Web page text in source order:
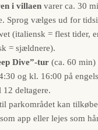
i villaen varer ca. 30
Sprog vælges ud for
(italiensk = flest tider,
= sjældnere).
Dive”-tur (ca. 60 min)
og kl. 16:00 på
deltagere.
til parkområdet kan
app eller lejes som